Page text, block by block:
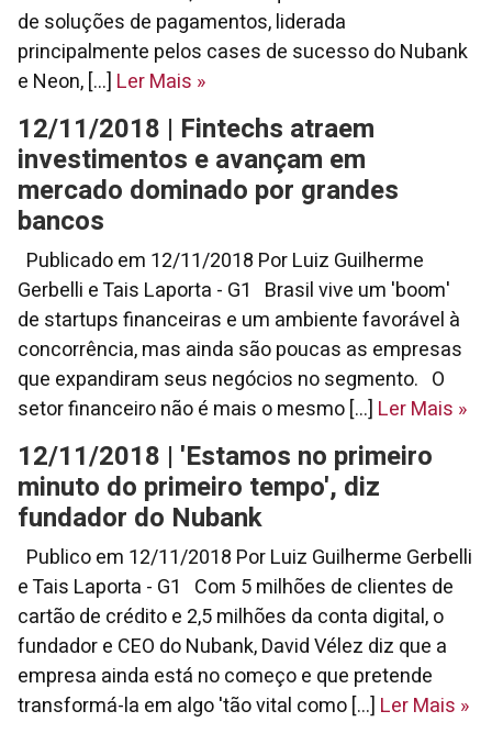
de soluções de pagamentos, liderada
principalmente pelos cases de sucesso do Nubank
e Neon, [...] Ler Mais »
12/11/2018 | Fintechs atraem
investimentos e avançam em
mercado dominado por grandes
bancos
Publicado em 12/11/2018 Por Luiz Guilherme
Gerbelli e Tais Laporta - G1 Brasil vive um 'boom'
de startups financeiras e um ambiente favorável à
concorrência, mas ainda são poucas as empresas
que expandiram seus negócios no segmento. O
setor financeiro não é mais o mesmo [...] Ler Mais »
12/11/2018 | 'Estamos no primeiro
minuto do primeiro tempo', diz
fundador do Nubank
Publico em 12/11/2018 Por Luiz Guilherme Gerbelli
e Tais Laporta - G1 Com 5 milhões de clientes de
cartão de crédito e 2,5 milhões da conta digital, o
fundador e CEO do Nubank, David Vélez diz que a
empresa ainda está no começo e que pretende
transformá-la em algo 'tão vital como [...] Ler Mais »